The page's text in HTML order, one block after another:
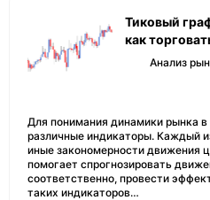
Тиковый
как
Анализ
Для понимания динамики рынка в
различные индикаторы. Каждый
иные закономерности движения
помогает спрогнозировать
соответственно, провести
таких индикаторов…